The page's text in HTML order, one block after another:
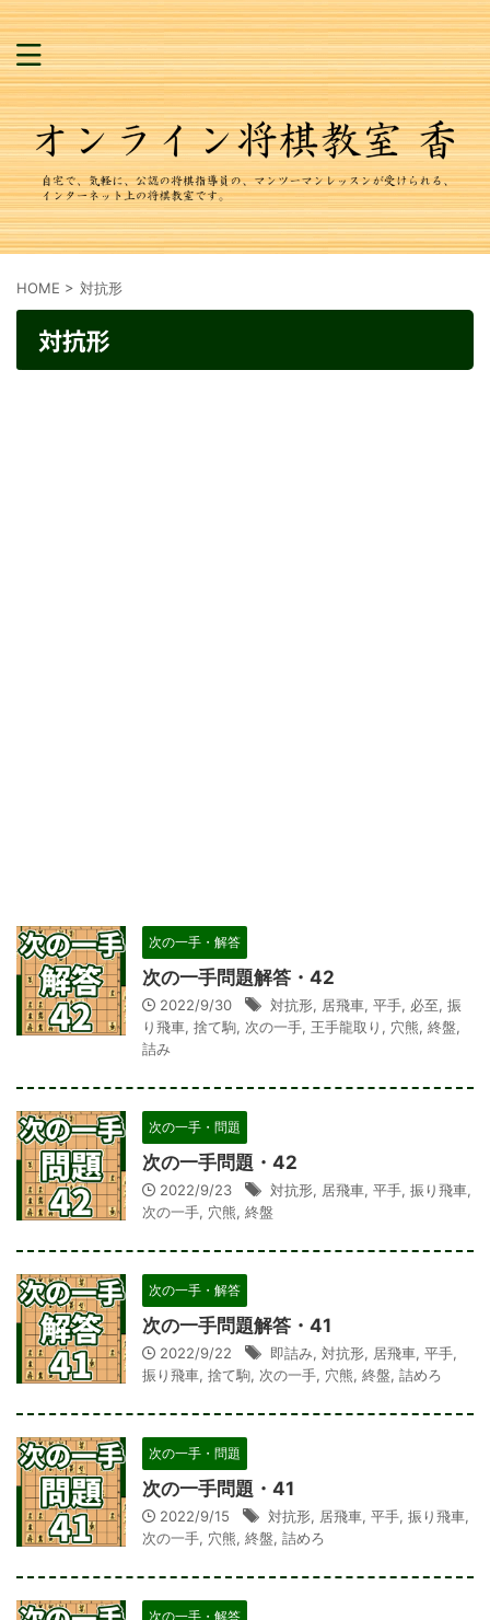
HOME > 対抗形
対抗形
次の一手・解答
次の一手問題解答・42
2022/9/30 対抗形, 居飛車, 平手, 必至, 振
り飛車, 捨て駒, 次の一手, 王手龍取り , 穴熊, 終盤,
詰み
次の一手・問題
次の一手問題・42
2022/9/23 対抗形, 居飛車, 平手, 振り飛車,
次の一手, 穴熊, 終盤
次の一手・解答
次の一手問題解答・41
2022/9/22 即詰み, 対抗形, 居飛車, 平手,
振り飛車, 捨て駒, 次の一手, 穴熊, 終盤, 詰めろ
次の一手・問題
次の一手問題・41
2022/9/15 対抗形, 居飛車, 平手, 振り飛車,
次の一手, 穴熊, 終盤, 詰めろ
次の一手・解答